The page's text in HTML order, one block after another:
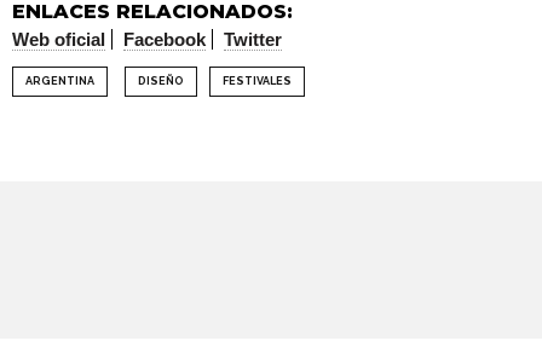
ENLACES RELACIONADOS:
Web oficial Facebook Twitter
ARGENTINA DISEÑO FESTIVALES